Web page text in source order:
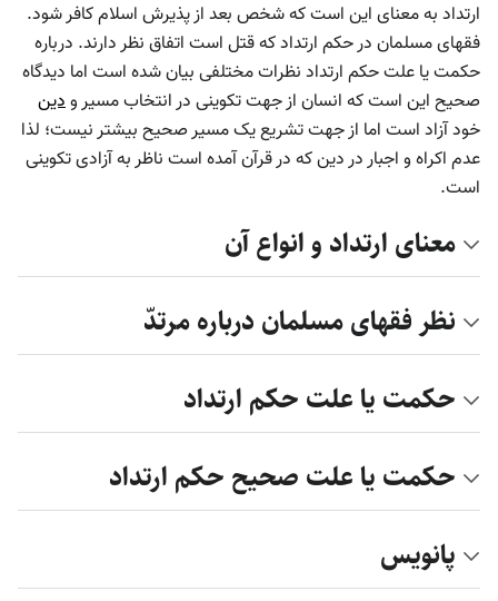
ارتداد به معنای این است که شخص بعد از پذیرش اسلام کافر شود.
فقهای مسلمان در حکم ارتداد که قتل است اتفاق نظر دارند. درباره
حکمت یا علت حکم ارتداد نظرات مختلفی بیان شده است اما دیدگاه
صحیح این است که انسان از جهت تکوینی در انتخاب مسیر ودین
خود آزاد است اما از جهت تشریع یک مسیر صحیح بیشتر نیست؛ لذا
عدم اکراه و اجبار در دین که در قرآن آمده است ناظر به آزادی تکوینی
است.
معنای ارتداد و انواع آن
نظر فقهای مسلمان درباره مرتدّ
حکمت یا علت حکم ارتداد
حکمت یا علت صحیح حکم ارتداد
پانویس